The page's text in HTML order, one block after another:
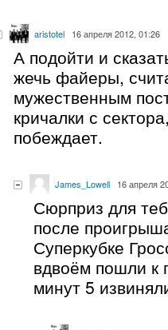
aristotel 16 апреля 2012, 01:26
А подойти и
жечь файеры,
мужественным
кричалки с
побеждает.
James_Lowell 16 апреля
Сюрприз для
после
Суперкубке
вдвоём пошли к
минут 5